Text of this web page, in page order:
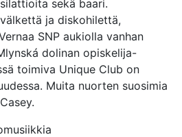
sekä baari.
ja diskohilettä,
SNP aukiolla vanhan
dolinan opiskelija-
toimiva Unique Club on
Muita nuorten suosimia